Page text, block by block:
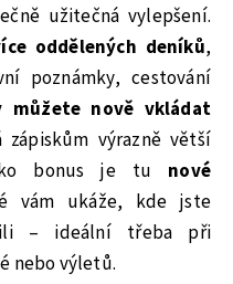
užitečná vylepšení.
oddělených deníků,
poznámky, cestování
můžete nově vkládat
zápiskům výrazně větší
bonus je tu nové
vám ukáže, kde jste
– ideální třeba při
nebo výletů.